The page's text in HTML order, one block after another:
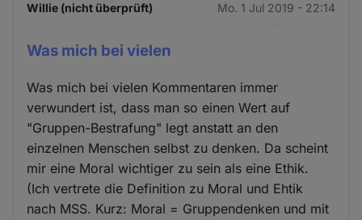
Willie (nicht überprüft) Mo. 1 Jul 2019 - 22:14
Was mich bei vielen
Was mich bei vielen Kommentaren immer
verwundert ist, dass man so einen Wert auf
"Gruppen-Bestrafung" legt anstatt an den
einzelnen Menschen selbst zu denken. Da scheint
mir eine Moral wichtiger zu sein als eine Ethik.
(Ich vertrete die Definition zu Moral und Ehtik
nach MSS. Kurz: Moral = Gruppendenken und mit